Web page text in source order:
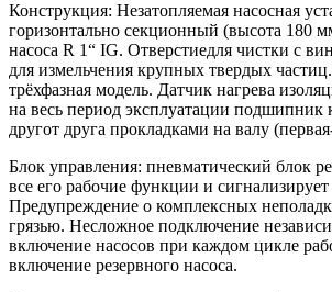
Конструкция: Незатопляемая насосная
горизонтально секционный (высота 180
насоса R 1“ IG. Отверстиедля чистки с
для измельчения крупных твердых
трёхфазная модель. Датчик нагрева
на весь период эксплуатации подшипник
другот друга прокладками на валу
Блок управления: пневматический блок
все его рабочие функции и
Предупреждение о комплексных
грязью. Несложное подключение
включение насосов при каждом цикле
включение резервного насоса.